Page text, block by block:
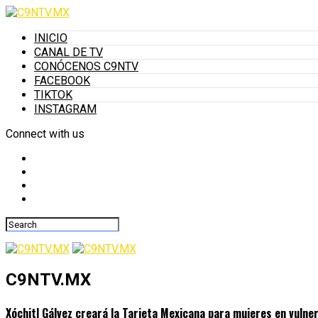
INICIO
CANAL DE TV
CONÓCENOS C9NTV
FACEBOOK
TIKTOK
INSTAGRAM
Connect with us
C9NTV.MX
Xóchitl Gálvez creará la Tarjeta Mexicana para mujeres en